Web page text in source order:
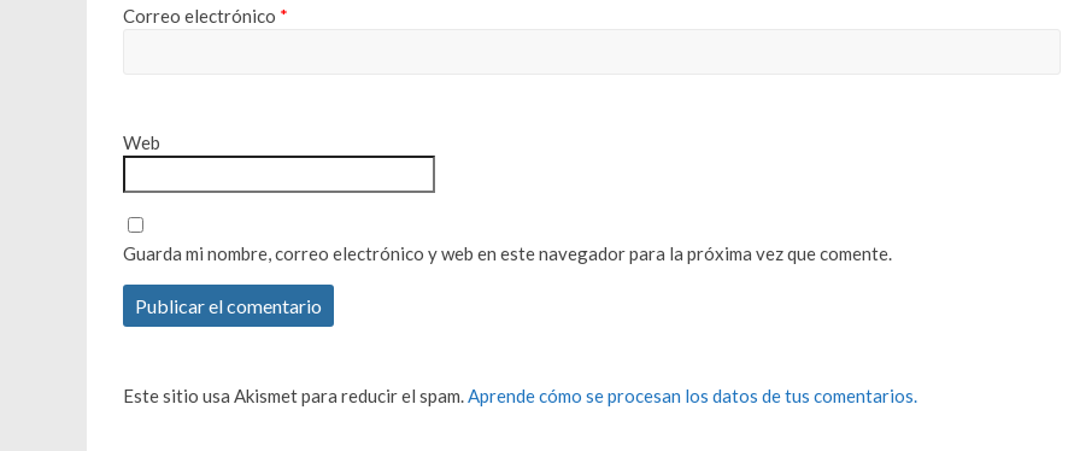
Correo electrónico *
Web
Guarda mi nombre, correo electrónico y web en este navegador para la próxima vez que comente.
Este sitio usa Akismet para reducir el spam. Aprende cómo se procesan los datos de tus comentarios.